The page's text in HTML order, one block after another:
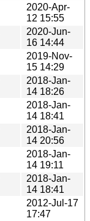
2020-Apr-
12 15:55
2020-Jun-
16 14:44
2019-Nov-
15 14:29
2018-Jan-
14 18:26
2018-Jan-
14 18:41
2018-Jan-
14 20:56
2018-Jan-
14 19:11
2018-Jan-
14 18:41
2012-Jul-17
17:47